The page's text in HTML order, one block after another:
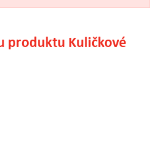
produktu Kuličkové